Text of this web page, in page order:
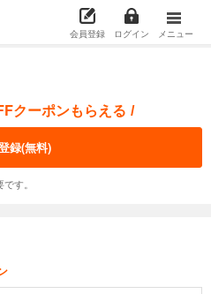
会員登録 ログイン メニュー
クーポンもらえる /
録(無料)
す。